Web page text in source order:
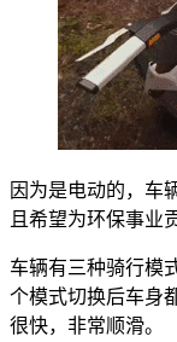
因为是电动的，车
且希望为环保事业
车辆有三种骑行模
个模式切换后车身
很快，非常顺滑。